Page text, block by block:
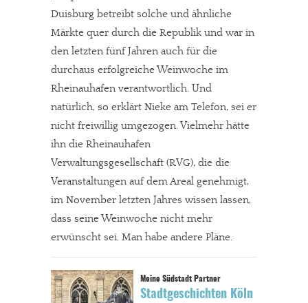
Duisburg betreibt solche und ähnliche
Märkte quer durch die Republik und war in
den letzten fünf Jahren auch für die
durchaus erfolgreiche Weinwoche im
Rheinauhafen verantwortlich. Und
natürlich, so erklärt Nieke am Telefon, sei er
nicht freiwillig umgezogen. Vielmehr hätte
ihn die Rheinauhafen
Verwaltungsgesellschaft (RVG), die die
Veranstaltungen auf dem Areal genehmigt,
im November letzten Jahres wissen lassen,
dass seine Weinwoche nicht mehr
erwünscht sei. Man habe andere Pläne.
Stadtgeschichten Köln